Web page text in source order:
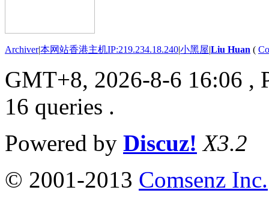
Archiver|本网站香港主机IP:219.234.18.240|小黑屋|Liu Huan (
GMT+8, 2026-8-6 16:06 ,
16 queries .
Powered by Discuz! X3.2
© 2001-2013 Comsenz Inc.